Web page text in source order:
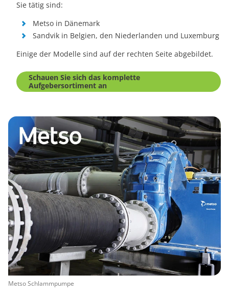
Sie tätig sind:
Metso in Dänemark
Sandvik in Belgien, den Niederlanden und Luxemburg
Einige der Modelle sind auf der rechten Seite abgebildet.
Schauen Sie sich das komplette
Aufgebersortiment an
Metso Schlammpumpe